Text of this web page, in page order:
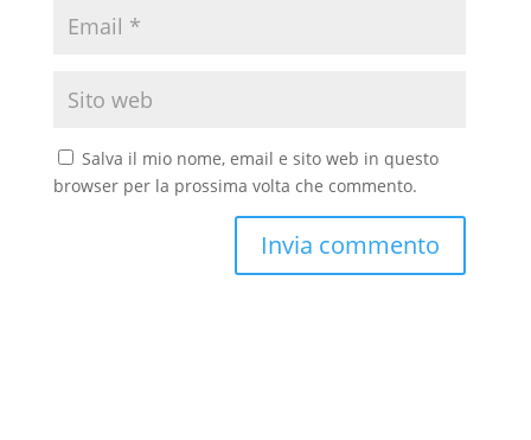
Salva il mio nome, email e sito web in questo
browser per la prossima volta che commento.